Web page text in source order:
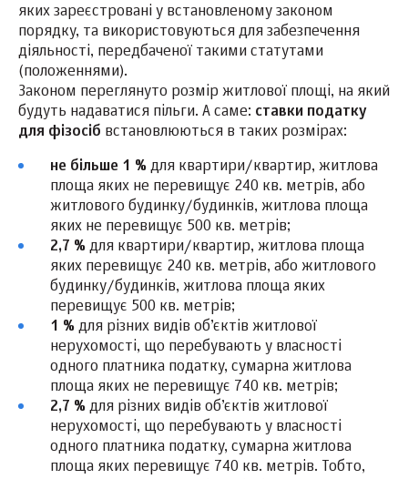
яких зареєстровані у встановленому законом
порядку, та використовуються для забезпечення
діяльності, передбаченої такими статутами
(положеннями).
Законом переглянуто розмір житлової площі, на який
будуть надаватися пільги. А саме: ставки податку
для фізосіб встановлюються в таких розмірах:
не більше 1 % для квартири/квартир, житлова
площа яких не перевищує 240 кв. метрів, або
житлового будинку/будинків, житлова площа
яких не перевищує 500 кв. метрів;
2,7 % для квартири/квартир, житлова площа
яких перевищує 240 кв. метрів, або житлового
будинку/будинків, житлова площа яких
перевищує 500 кв. метрів;
1 % для різних видів об’єктів житлової
нерухомості, що перебувають у власності
одного платника податку, сумарна житлова
площа яких не перевищує 740 кв. метрів;
2,7 % для різних видів об’єктів житлової
нерухомості, що перебувають у власності
одного платника податку, сумарна житлова
площа яких перевищує 740 кв. метрів. Тобто,